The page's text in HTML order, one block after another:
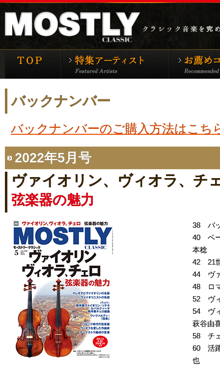
モーストリー・クラシックTOP 特集アーティ
バックナンバー
バックナンバーのご購入方法はこち
2022年5月号
ヴァイオリン、ヴィオラ、チ
弦楽器の魅力
38 バ
40 ベ
本稔
42 21
44 ヴ
48 ロ
52 ヴ
54 ヴ
萩谷由
58 チ
60 活
也